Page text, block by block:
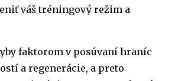
váš tréningový režim a
faktorom v posúvaní hraníc
a regenerácie, a preto